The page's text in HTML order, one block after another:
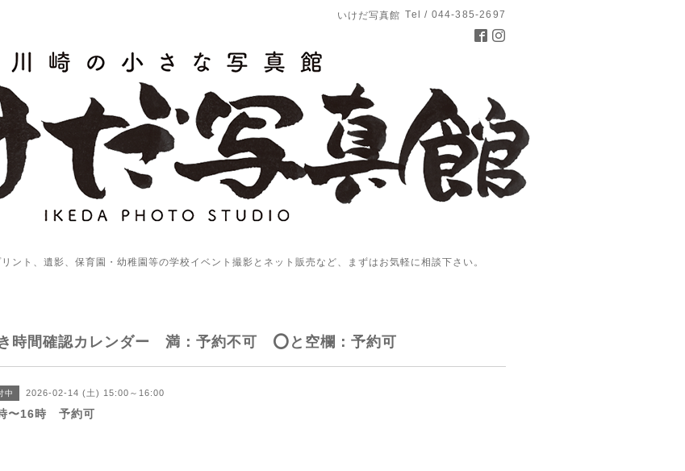
いけだ写真館 Tel / 044-385-2697
ント、遺影、保育園・幼稚園等の学校イベント撮影とネット販売など、まずはお気軽に相談下さい。
時間確認カレンダー 満：予約不可 ⭕️と空欄：予約可
中 2026-02-14 (土) 15:00～16:00
〜16時 予約可